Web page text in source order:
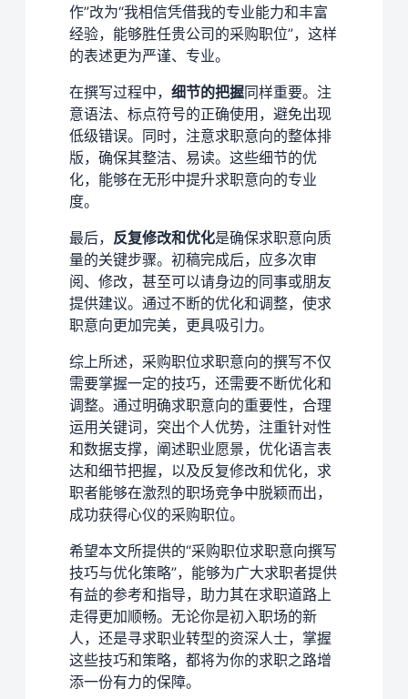
作”改为“我相信凭借我的专业能力和丰富
经验，能够胜任贵公司的采购职位”，这样
的表述更为严谨、专业。
在撰写过程中， 细节的把握同样重要。注
意语法、标点符号的正确使用，避免出现
低级错误。同时，注意求职意向的整体排
版，确保其整洁、易读。这些细节的优
化，能够在无形中提升求职意向的专业
度。
最后， 反复修改和优化是确保求职意向质
量的关键步骤。初稿完成后，应多次审
阅、修改，甚至可以请身边的同事或朋友
提供建议。通过不断的优化和调整，使求
职意向更加完美，更具吸引力。
综上所述，采购职位求职意向的撰写不仅
需要掌握一定的技巧，还需要不断优化和
调整。通过明确求职意向的重要性，合理
运用关键词，突出个人优势，注重针对性
和数据支撑，阐述职业愿景，优化语言表
达和细节把握，以及反复修改和优化，求
职者能够在激烈的职场竞争中脱颖而出，
成功获得心仪的采购职位。
希望本文所提供的“采购职位求职意向撰写
技巧与优化策略”，能够为广大求职者提供
有益的参考和指导，助力其在求职道路上
走得更加顺畅。无论你是初入职场的新
人，还是寻求职业转型的资深人士，掌握
这些技巧和策略，都将为你的求职之路增
添一份有力的保障。